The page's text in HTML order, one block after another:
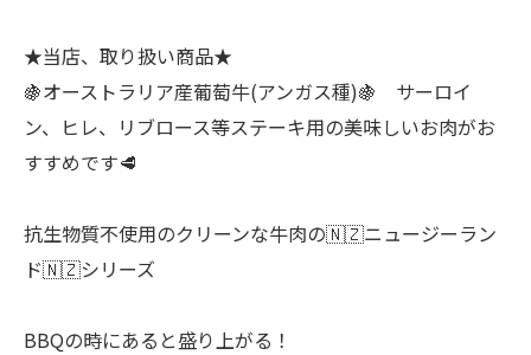
★当店、取り扱い商品★
🍇オーストラリア産葡萄牛(アンガス種)🍇 サーロイ
ン、ヒレ、リブロース等ステーキ用の美味しいお肉がお
すすめです🥩
抗生物質不使用のクリーンな牛肉の🇳🇿ニュージーラン
ド🇳🇿シリーズ
BBQの時にあると盛り上がる！